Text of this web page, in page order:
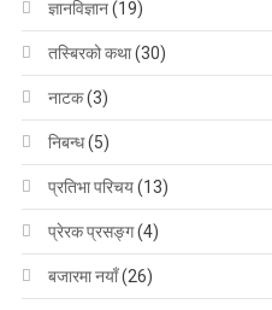
ज्ञानविज्ञान(19)
तस्बिरको कथा(30)
नाटक(3)
निबन्ध(5)
प्रतिभा परिचय(13)
प्रेरक प्रसङ्ग(4)
बजारमा नयाँ(26)